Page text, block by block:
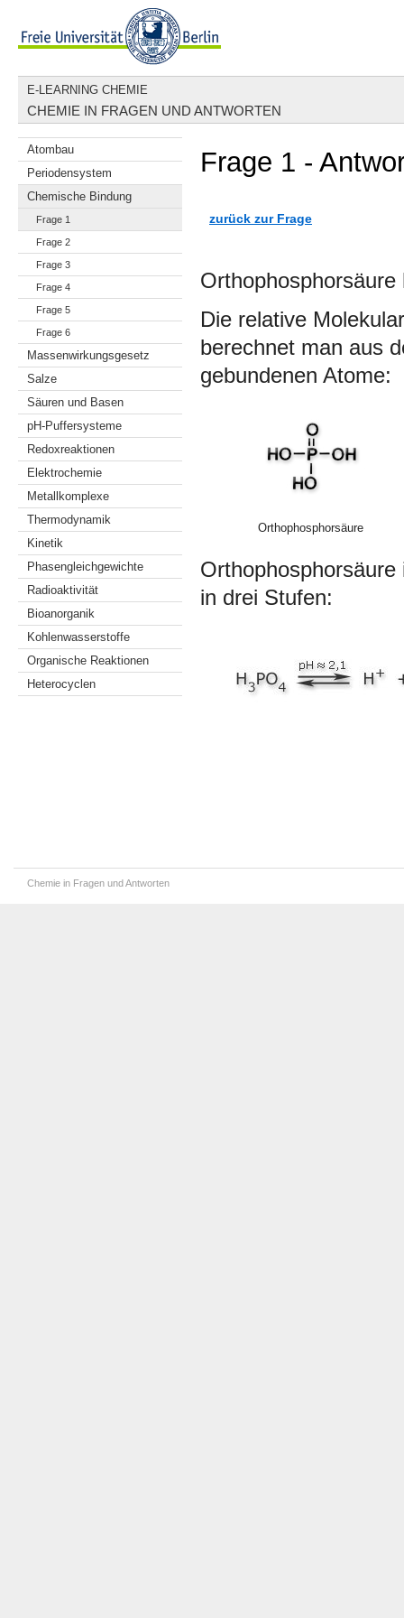
E-LEARNING CHEMIE
CHEMIE IN FRAGEN UND ANTWORTEN
Atombau
Periodensystem
Chemische Bindung
Frage 1
Frage 2
Frage 3
Frage 4
Frage 5
Frage 6
Massenwirkungsgesetz
Salze
Säuren und Basen
pH-Puffersysteme
Redoxreaktionen
Elektrochemie
Metallkomplexe
Thermodynamik
Kinetik
Phasengleichgewichte
Radioaktivität
Bioanorganik
Kohlenwasserstoffe
Organische Reaktionen
Heterocyclen
Frage 1 -
zurück zur Frage
Die relative
berechnet man aus
gebundenen Atome:
Orthophosphorsäure
in drei Stufen:
Chemie in Fragen und Antworten